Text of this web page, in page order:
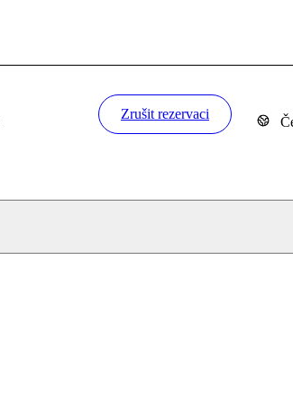
Zrušit rezervaci